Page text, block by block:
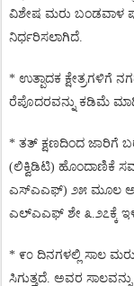
ವಿಶೇಷ ಮರು ಬಂಡವಾಳ
ನಿರ್ಧರಿಸಲಾಗಿದೆ.
* ಉತ್ಪಾದಕ ಕ್ಷೇತ್ರಗಳಿಗೆ
ರೆಪೊದರವನ್ನು ಕಡಿಮೆ
* ತತ್ ಕ್ಷಣದಿಂದ ಜಾರಿಗೆ
(ಲಿಕ್ವಿಡಿಟಿ) ಹೊಂದಾಣಿಕೆ
ಎಸ್ಎಎಫ್) ೨೫ ಮೂಲ
ಎಲ್ಎಎಫ್ ಶೇ ೩.೨೭ಕ್ಕೆ
* ೯೦ ದಿನಗಳಲ್ಲಿ ಸಾಲ
ಸಿಗುತ್ತದೆ. ಅವರ ಸಾಲವನ್ನು